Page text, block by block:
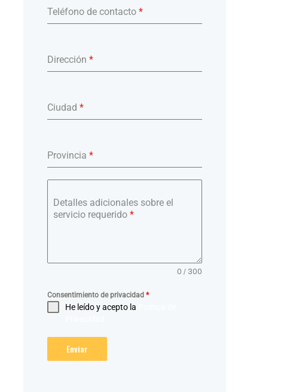
Teléfono de contacto *
Dirección *
Ciudad *
Provincia *
Detalles adicionales sobre el
servicio requerido *
0 / 300
Consentimiento de privacidad *
He leído y acepto la
Enviar